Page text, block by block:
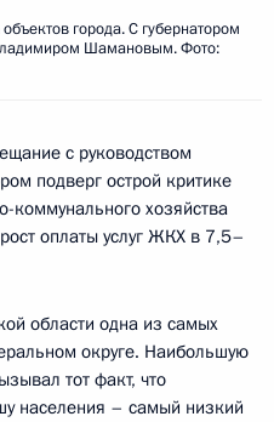
города. С губернатором
Шамановым. Фото:
с руководством
подверг острой критике
коммунального хозяйства
оплаты услуг ЖКХ в 7,5–
области одна из самых
округе. Наибольшую
тот факт, что
населения – самый низкий